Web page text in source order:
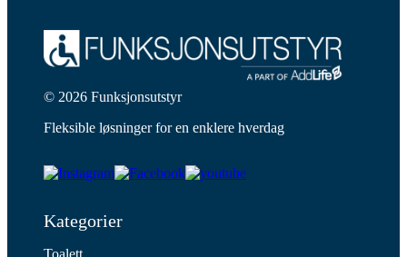
© 2026 Funksjonsutstyr
Fleksible løsninger for en enklere hverdag
Kategorier
Toalett